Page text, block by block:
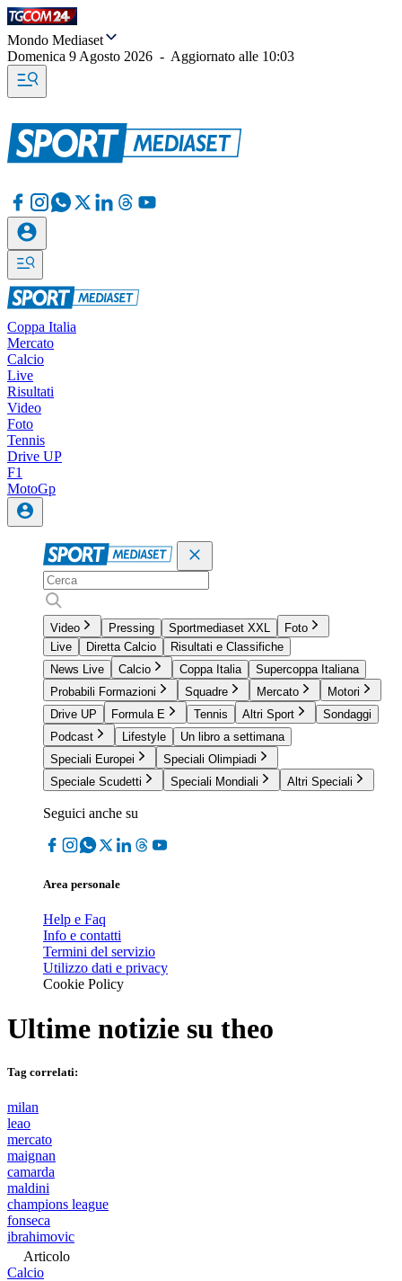
Mondo Mediaset
Domenica 9 Agosto 2026 - Aggiornato alle 10:03
Coppa Italia
Mercato
Calcio
Live
Risultati
Video
Foto
Tennis
Drive UP
F1
MotoGp
Video Pressing Sportmediaset XXL
Foto
Live
Diretta Calcio
Risultati e Classifiche
News Live
Calcio Coppa Italia
Supercoppa Italiana
Probabili Formazioni
Squadre Mercato
Motori
Drive UP
Formula E Tennis Altri Sport
Sondaggi
Podcast
Lifestyle
Un libro a settimana
Speciali Europei
Speciali Olimpiadi
Speciale Scudetti
Speciali Mondiali Altri Speciali
Seguici anche su
Area personale
Help e Faq
Info e contatti
Termini del servizio
Utilizzo dati e privacy
Cookie Policy
Ultime notizie su theo
Tag correlati:
milan
leao
mercato
maignan
camarda
maldini
champions league
fonseca
ibrahimovic
Articolo
Calcio